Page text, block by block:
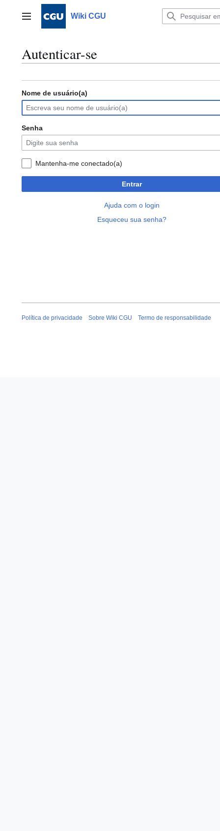
Menu principalWiki CGU
Autenticar-se
Nome de usuário(a)
Senha
Mantenha-me conectado(a)
Entrar
Ajuda com o login
Esqueceu sua senha?
Política de privacidade Sobre Wiki CGU Termo de responsabilidade